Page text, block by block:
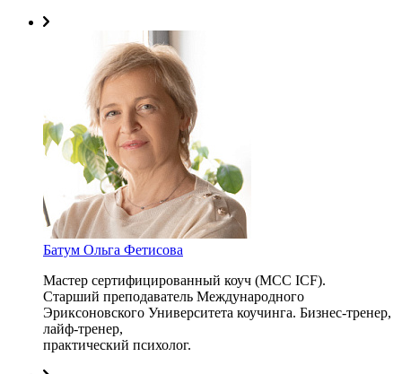
Батум Ольга Фетисова
Мастер сертифицированный коуч (MCC ICF).
Старший преподаватель Международного
Эриксоновского Университета коучинга. Бизнес-тренер,
лайф-тренер,
практический психолог.